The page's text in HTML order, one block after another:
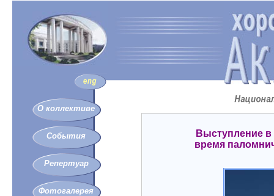
О коллективе
События
Репертуар
Фотогалерея
Выступление
время